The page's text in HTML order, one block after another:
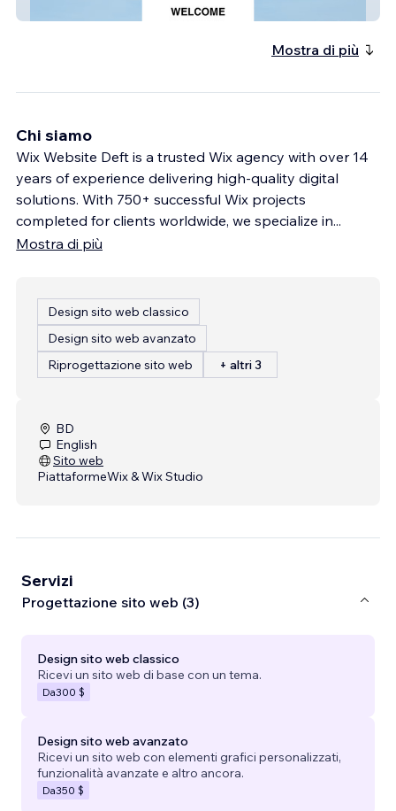
Mostra di più
Chi siamo
Wix Website Deft is a trusted Wix agency with over 14
years of experience delivering high-quality digital
solutions. With 750+ successful Wix projects
completed for clients worldwide, we specialize in...
Mostra di più
Design sito web classico
Design sito web avanzato
Riprogettazione sito web
+ altri 3
BD
English
Sito web
PiattaformeWix & Wix Studio
Servizi
Progettazione sito web (3)
Design sito web classico
Ricevi un sito web di base con un tema.
Da300 $
Design sito web avanzato
Ricevi un sito web con elementi grafici personalizzati,
funzionalità avanzate e altro ancora.
Da350 $